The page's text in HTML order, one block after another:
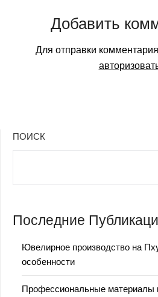
Добавить
Для отправки
ПОИСК
Последние
Ювелирное производство на
особенности
Профессиональные материалы